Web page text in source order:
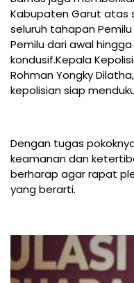
Kabupaten Garut atas
seluruh tahapan
Pemilu dari awal
kondusif.Kepala
Rohman Yongky
kepolisian siap
Dengan tugas
keamanan dan
berharap agar rapat
yang berarti.